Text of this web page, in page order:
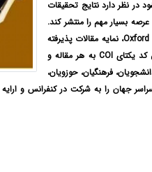
در نظر دارد نتایج تحقیقات
بسيار مهم را منتشر كند.
همچنین امکان داوری سریع و صدور گواهی زودهنگام، امکان صدور گواهی نامه بین المللی Oxford Cert Universal، نمایه مقالات پذیرفته
شده در پایگاه مجلات تخصصی نور(نورمگز)،امکان نمایه در SID و صدور گواهی مشترک با SID و اختصاص کد یکتای COI به هر مقاله و
فرهنگیان، حوزویان،
جهان را به شركت در كنفرانس و